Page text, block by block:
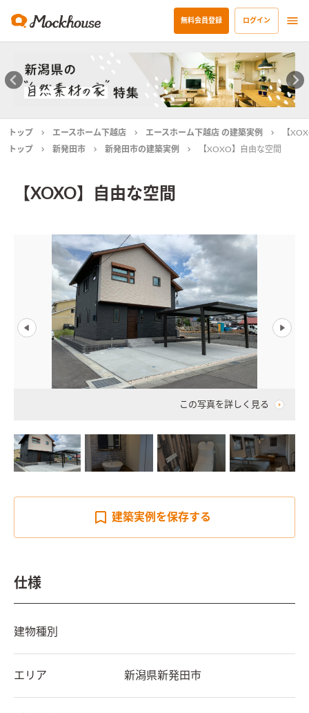
無料会員登録 ログイン
トップ エースホーム下越店 エースホーム下越店 の建築実例
【
トップ
新発田市 新発田市の建築実例 【XOXO】自由な空間
【XOXO】自由な空間
この写真を詳しく見る
建築実例を保存する
仕様
建物種別
エリア 新潟県新発田市